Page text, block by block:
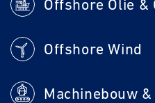
Offshore Olie &
Offshore Wind
Machinebouw